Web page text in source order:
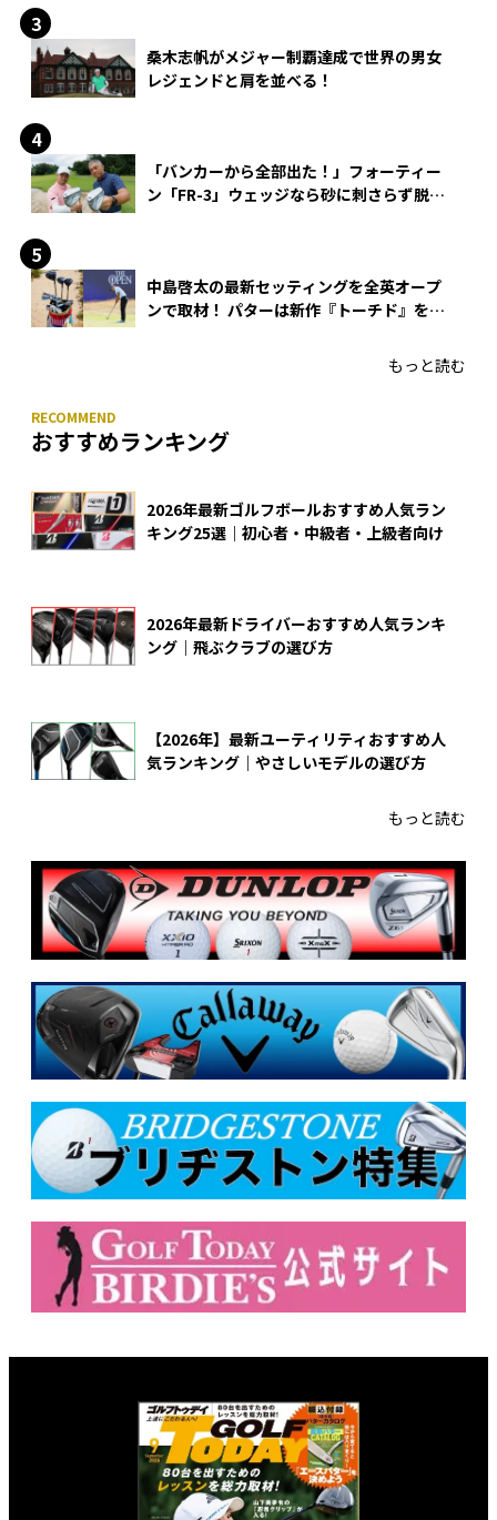
桑木志帆がメジャー制覇達成で世界の男女
レジェンドと肩を並べる！
「バンカーから全部出た！」フォーティー
ン「FR-3」ウェッジなら砂に刺さらず脱出
中島啓太の最新セッティングを全英オープ
ンで取材！ パターは新作『トーチド』を投
もっと読む
おすすめランキング
2026年最新ゴルフボールおすすめ人気ラン
キング25選｜初心者・中級者・上級者向け
2026年最新ドライバーおすすめ人気ランキ
ング｜飛ぶクラブの選び方
【2026年】最新ユーティリティおすすめ人
気ランキング｜やさしいモデルの選び方
もっと読む